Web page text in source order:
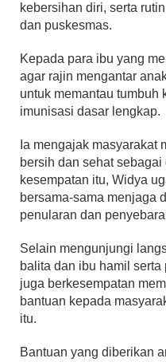
kebersihan diri, serta
dan puskesmas.
Kepada para ibu yang
agar rajin mengantar
untuk memantau tumbuh
imunisasi dasar lengkap.
Ia mengajak masyarakat
bersih dan sehat
kesempatan itu, Widya
bersama-sama menjaga
penularan dan
Selain mengunjungi
balita dan ibu hamil
juga berkesempatan
bantuan kepada
itu.
Bantuan yang diberikan